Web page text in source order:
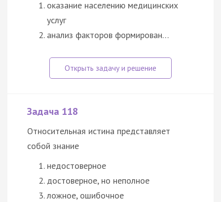
оказание населению медицинских
услуг
анализ факторов формирован…
Задача 118
Относительная истина представляет
собой знание
недостоверное
достоверное, но неполное
ложное, ошибочное